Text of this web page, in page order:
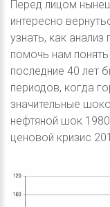
Перед лицом
интересно
узнать, как
помочь нам
последние 40 лет
периодов, когда
значительные
нефтяной шок
ценовой кризис